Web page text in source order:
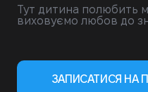
Тут дитина полюбить
виховуємо любов до
ЗАПИСАТИСЯ НА